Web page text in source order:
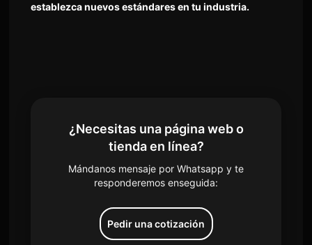
establezca nuevos estándares en tu industria.
¿Necesitas una página web o
tienda en línea?
Mándanos mensaje por Whatsapp y te
responderemos enseguida:
Pedir una cotización